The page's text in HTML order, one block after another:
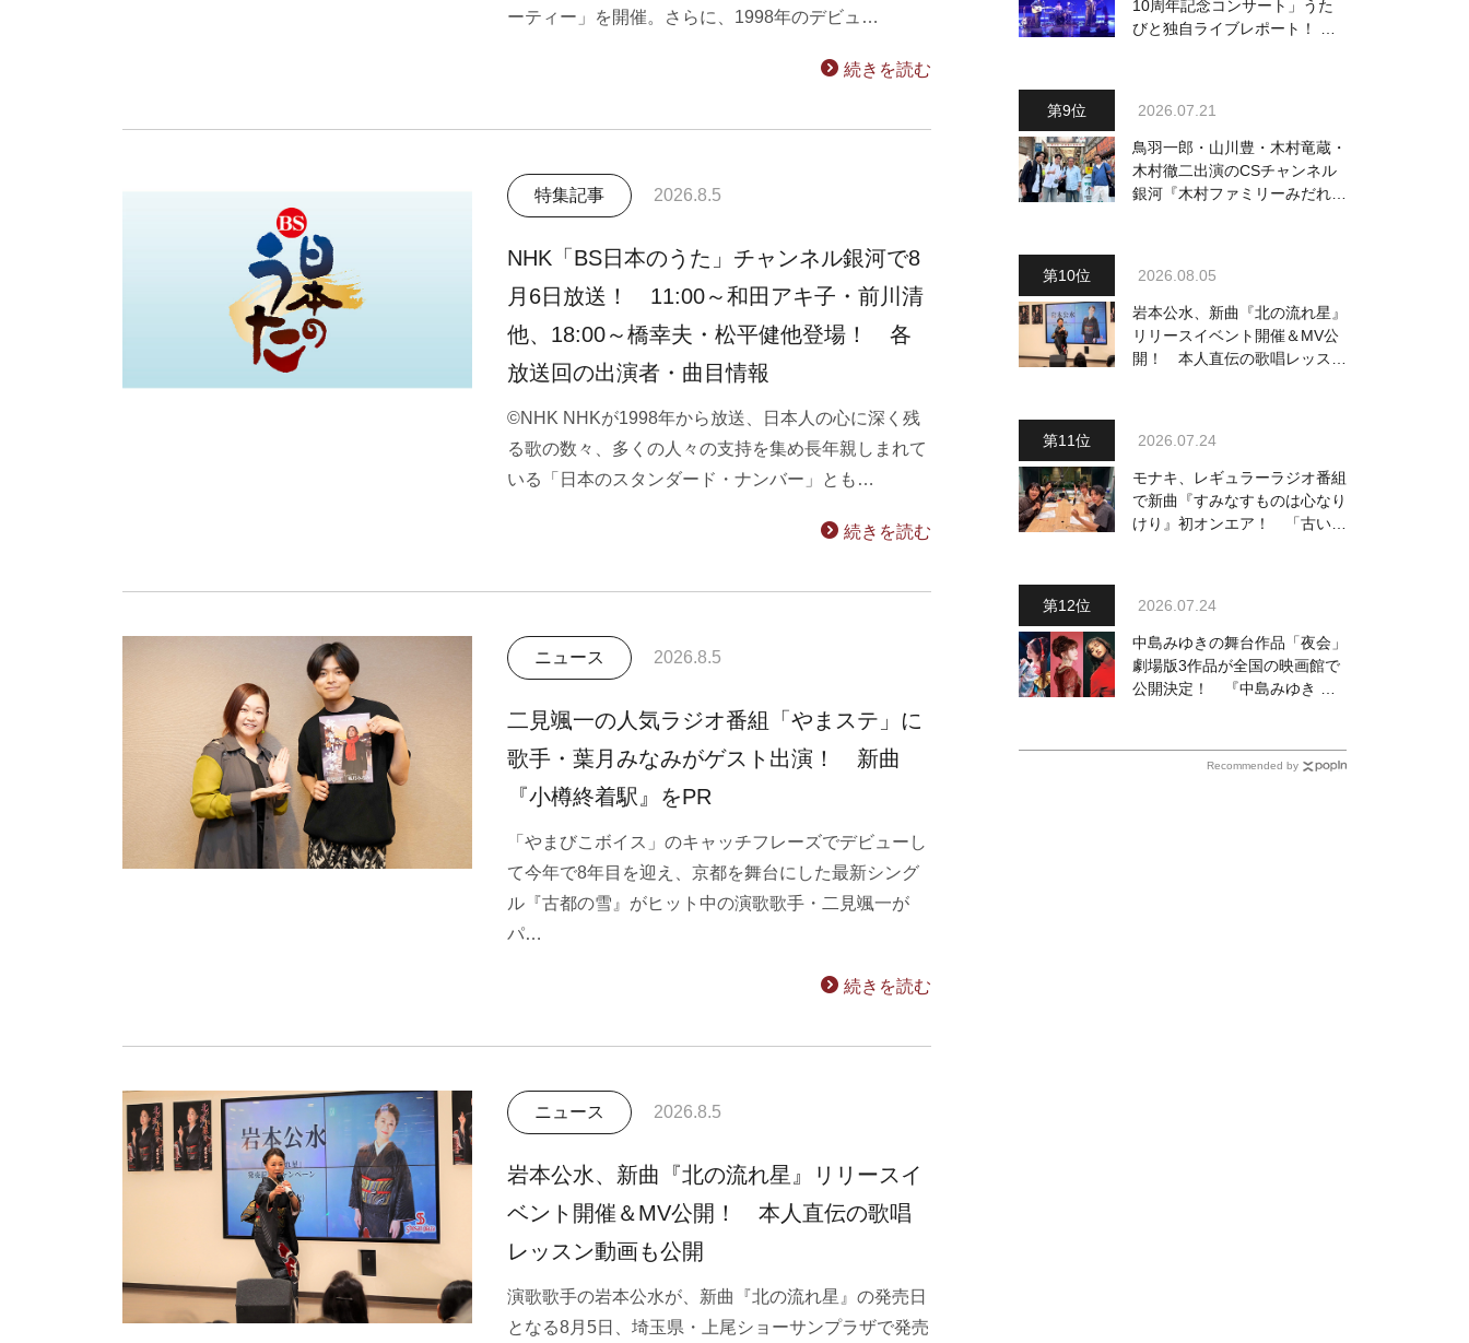
ーティー」を開催。さらに、1998年のデビュ…
続きを読む
特集記事 2026.8.5
NHK「BS日本のうた」チャンネル銀河で8
月6日放送！ 11:00～和田アキ子・前川清
他、18:00～橋幸夫・松平健他登場！ 各
放送回の出演者・曲目情報
©NHK NHKが1998年から放送、日本人の心に深く残
る歌の数々、多くの人々の支持を集め長年親しまれて
いる「日本のスタンダード・ナンバー」とも…
続きを読む
ニュース 2026.8.5
二見颯一の人気ラジオ番組「やまステ」に
歌手・葉月みなみがゲスト出演！ 新曲
『小樽終着駅』をPR
「やまびこボイス」のキャッチフレーズでデビューし
て今年で8年目を迎え、京都を舞台にした最新シング
ル『古都の雪』がヒット中の演歌歌手・二見颯一が
パ…
続きを読む
ニュース 2026.8.5
岩本公水、新曲『北の流れ星』リリースイ
ベント開催＆MV公開！ 本人直伝の歌唱
レッスン動画も公開
演歌歌手の岩本公水が、新曲『北の流れ星』の発売日
となる8月5日、埼玉県・上尾ショーサンプラザで発売
10周年記念コンサート」うた
びと独自ライブレポート！ 即
2026.07.21
鳥羽一郎・山川豊・木村竜蔵・
木村徹二出演のCSチャンネル
銀河『木村ファミリーみだれ旅
2026.08.05
岩本公水、新曲『北の流れ星』
リリースイベント開催＆MV公
開！ 本人直伝の歌唱レッスン
2026.07.24
モナキ、レギュラーラジオ番組
で新曲『すみなすものは心なり
けり』初オンエア！ 「古い言
2026.07.24
中島みゆきの舞台作品「夜会」
劇場版3作品が全国の映画館で
公開決定！ 『中島みゆき 劇
Recommended by